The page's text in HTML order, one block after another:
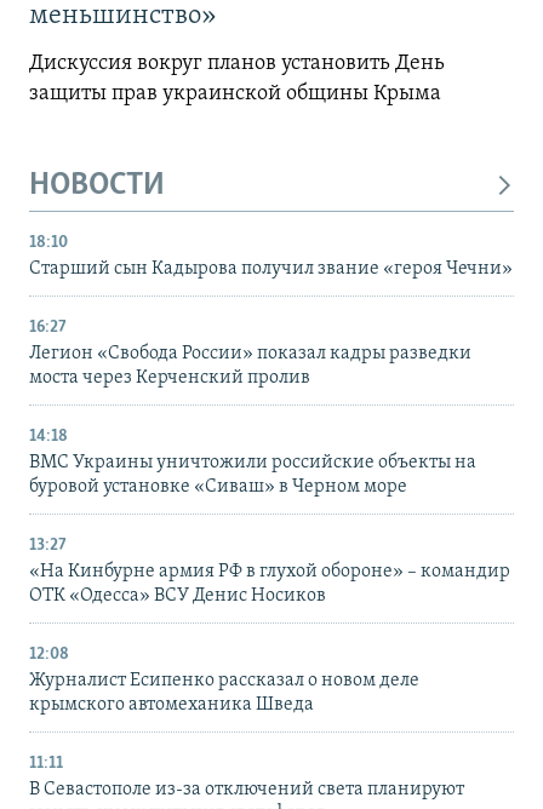
меньшинство»
Дискуссия вокруг планов установить День
защиты прав украинской общины Крыма
НОВОСТИ
18:10
Старший сын Кадырова получил звание «героя Чечни»
16:27
Легион «Свобода России» показал кадры разведки
моста через Керченский пролив
14:18
ВМС Украины уничтожили российские объекты на
буровой установке «Сиваш» в Черном море
13:27
«На Кинбурне армия РФ в глухой обороне» – командир
ОТК «Одесса» ВСУ Денис Носиков
12:08
Журналист Есипенко рассказал о новом деле
крымского автомеханика Шведа
11:11
В Севастополе из-за отключений света планируют